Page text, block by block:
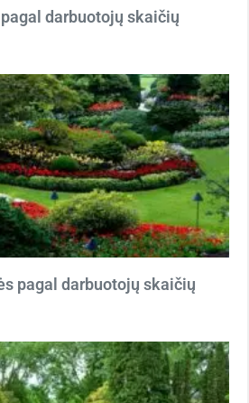
darbuotojų skaičių
pagal darbuotojų skaičių